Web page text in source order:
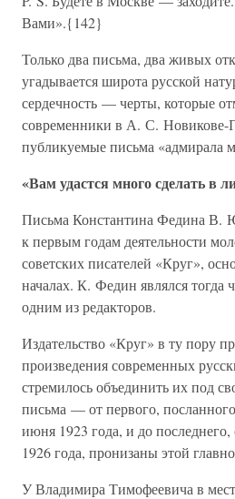
Вами».{142}
Только два письма, два живых
угадывается широта русской
сердечность — черты, которые
современники в А. С. Новикове-
публикуемые письма «адмирала
«Вам удастся много сделать в
Письма Константина Федина В.
к первым годам деятельности
советских писателей «Круг»,
началах. К. Федин являлся тогда
одним из редакторов.
Издательство «Круг» в ту пору
произведения современных
стремилось объединить их под
письма — от первого,
июня 1923 года, и до последнего,
1926 года, пронизаны этой
У Владимира Тимофеевича в